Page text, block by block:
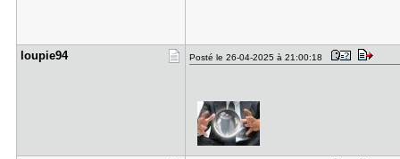
loupie94 Posté le 26-04-2025 à 21:00:18